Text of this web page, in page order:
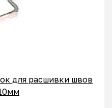
для расшивки швов